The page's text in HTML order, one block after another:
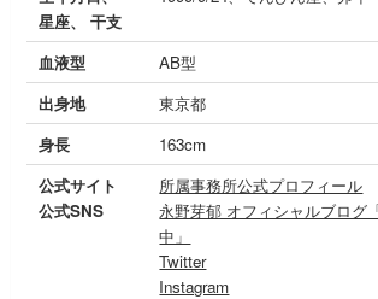
星座、 干支
血液型
AB型
出身地
東京都
身長
163cm
公式サイト
公式SNS
所属事務所公式プロフィール
永野芽郁 オフィシャルブログ
中」
Twitter
Instagram